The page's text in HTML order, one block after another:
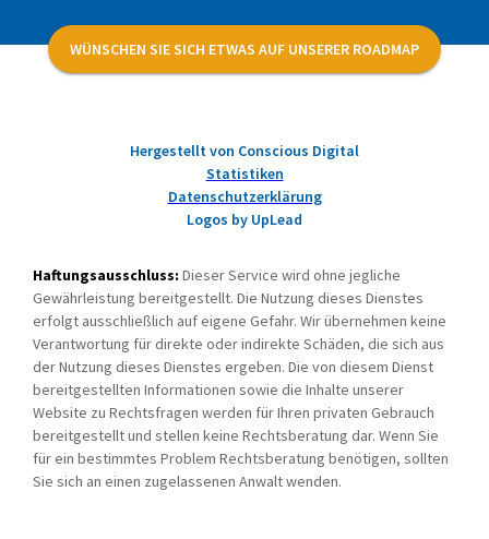
WÜNSCHEN SIE SICH ETWAS AUF UNSERER ROADMAP
Hergestellt von Conscious Digital
Statistiken
Datenschutzerklärung
Logos by UpLead
Haftungsausschluss: Dieser Service wird ohne jegliche
Gewährleistung bereitgestellt. Die Nutzung dieses Dienstes
erfolgt ausschließlich auf eigene Gefahr. Wir übernehmen keine
Verantwortung für direkte oder indirekte Schäden, die sich aus
der Nutzung dieses Dienstes ergeben. Die von diesem Dienst
bereitgestellten Informationen sowie die Inhalte unserer
Website zu Rechtsfragen werden für Ihren privaten Gebrauch
bereitgestellt und stellen keine Rechtsberatung dar. Wenn Sie
für ein bestimmtes Problem Rechtsberatung benötigen, sollten
Sie sich an einen zugelassenen Anwalt wenden.